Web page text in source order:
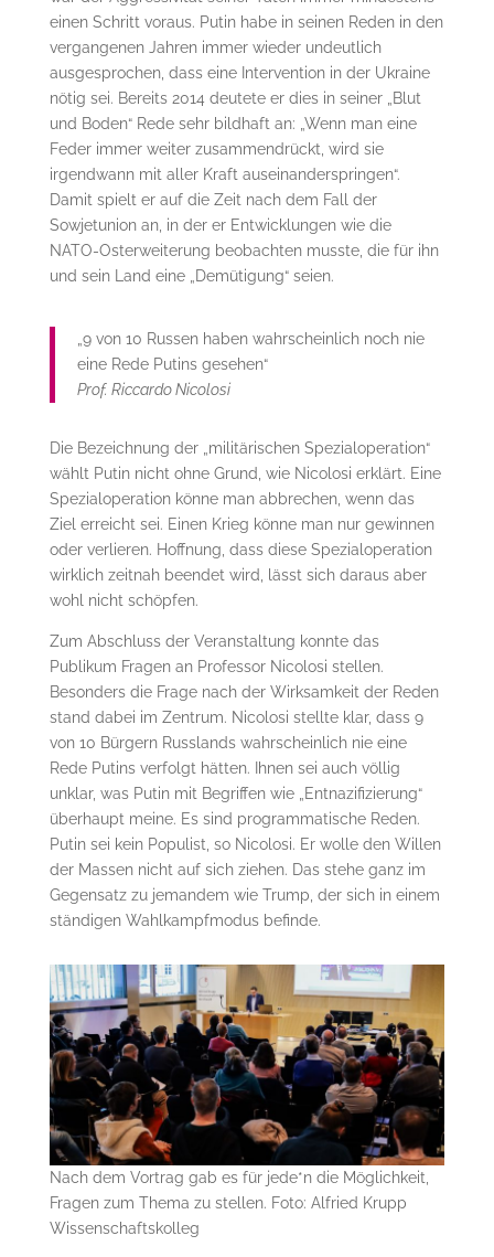
einen Schritt voraus. Putin habe in seinen Reden in den
vergangenen Jahren immer wieder undeutlich
ausgesprochen, dass eine Intervention in der Ukraine
nötig sei. Bereits 2014 deutete er dies in seiner „Blut
und Boden“ Rede sehr bildhaft an: „Wenn man eine
Feder immer weiter zusammendrückt, wird sie
irgendwann mit aller Kraft auseinanderspringen“.
Damit spielt er auf die Zeit nach dem Fall der
Sowjetunion an, in der er Entwicklungen wie die
NATO-Osterweiterung beobachten musste, die für ihn
und sein Land eine „Demütigung“ seien.
„9 von 10 Russen haben wahrscheinlich noch nie
eine Rede Putins gesehen“
Prof. Riccardo Nicolosi
Die Bezeichnung der „militärischen Spezialoperation“
wählt Putin nicht ohne Grund, wie Nicolosi erklärt. Eine
Spezialoperation könne man abbrechen, wenn das
Ziel erreicht sei. Einen Krieg könne man nur gewinnen
oder verlieren. Hoffnung, dass diese Spezialoperation
wirklich zeitnah beendet wird, lässt sich daraus aber
wohl nicht schöpfen.
Zum Abschluss der Veranstaltung konnte das
Publikum Fragen an Professor Nicolosi stellen.
Besonders die Frage nach der Wirksamkeit der Reden
stand dabei im Zentrum. Nicolosi stellte klar, dass 9
von 10 Bürgern Russlands wahrscheinlich nie eine
Rede Putins verfolgt hätten. Ihnen sei auch völlig
unklar, was Putin mit Begriffen wie „Entnazifizierung“
überhaupt meine. Es sind programmatische Reden.
Putin sei kein Populist, so Nicolosi. Er wolle den Willen
der Massen nicht auf sich ziehen. Das stehe ganz im
Gegensatz zu jemandem wie Trump, der sich in einem
ständigen Wahlkampfmodus befinde.
Nach dem Vortrag gab es für jede*n die Möglichkeit,
Fragen zum Thema zu stellen. Foto: Alfried Krupp
Wissenschaftskolleg